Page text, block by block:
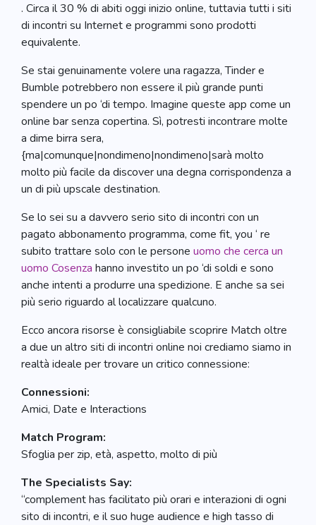
. Circa il 30 % di abiti oggi inizio online, tuttavia tutti i siti
di incontri su Internet e programmi sono prodotti
equivalente.
Se stai genuinamente volere una ragazza, Tinder e
Bumble potrebbero non essere il più grande punti
spendere un po ‘di tempo. Imagine queste app come un
online bar senza copertina. Sì, potresti incontrare molte
a dime birra sera,
{ma|comunque|nondimeno|nondimeno|sarà molto
molto più facile da discover una degna corrispondenza a
un di più upscale destination.
Se lo sei su a davvero serio sito di incontri con un
pagato abbonamento programma, come fit, you ‘ re
subito trattare solo con le persone uomo che cerca un
uomo Cosenza hanno investito un po ‘di soldi e sono
anche intenti a produrre una spedizione. E anche sa sei
più serio riguardo al localizzare qualcuno.
Ecco ancora risorse è consigliabile scoprire Match oltre
a due un altro siti di incontri online noi crediamo siamo in
realtà ideale per trovare un critico connessione:
Connessioni:
Amici, Date e Interactions
Match Program:
Sfoglia per zip, età, aspetto, molto di più
The Specialists Say:
“complement has facilitato più orari e interazioni di ogni
sito di incontri, e il suo huge audience e high tasso di